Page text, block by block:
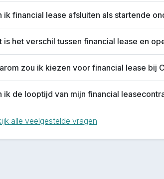
ik financial lease afsluiten als startende
is het verschil tussen financial lease en
zou ik kiezen voor financial lease bij
ik de looptijd van mijn financial
alle veelgestelde vragen